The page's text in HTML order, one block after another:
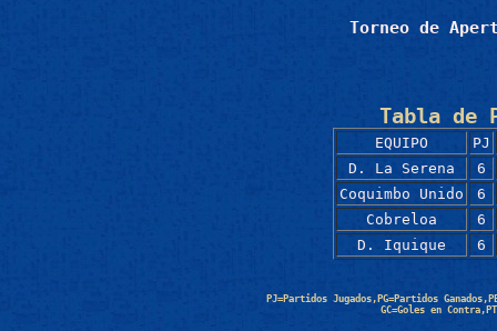
Torneo de
Tabla de
EQUIPO
PJ
D. La Serena
6
Coquimbo Unido
6
Cobreloa
6
D. Iquique
6
PJ=Partidos Jugados,PG=Partidos
GC=Goles en